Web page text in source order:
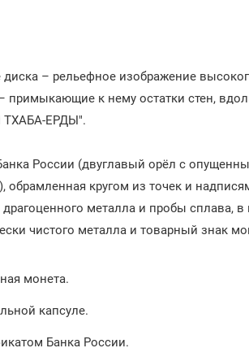
– рельефное изображение
примыкающие к нему остатки стен,
ТХАБА-ЕРДЫ".
России (двуглавый орёл с
кругом из точек и
металла и пробы сплава, в
чистого металла и товарный знак
монета.
капсуле.
Банка России.